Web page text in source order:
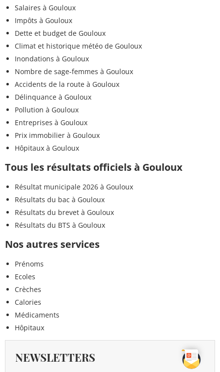
Salaires à Gouloux
Impôts à Gouloux
Dette et budget de Gouloux
Climat et historique météo de Gouloux
Inondations à Gouloux
Nombre de sage-femmes à Gouloux
Accidents de la route à Gouloux
Délinquance à Gouloux
Pollution à Gouloux
Entreprises à Gouloux
Prix immobilier à Gouloux
Hôpitaux à Gouloux
Tous les résultats officiels à Gouloux
Résultat municipale 2026 à Gouloux
Résultats du bac à Gouloux
Résultats du brevet à Gouloux
Résultats du BTS à Gouloux
Nos autres services
Prénoms
Ecoles
Crèches
Calories
Médicaments
Hôpitaux
NEWSLETTERS